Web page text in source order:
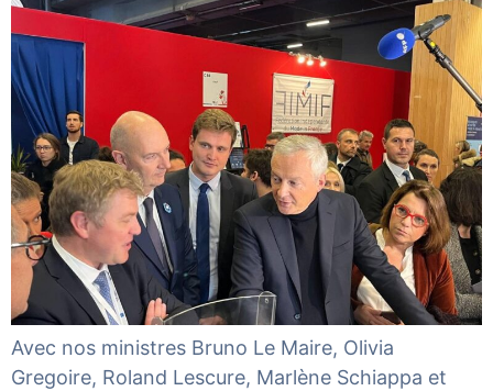
Avec nos ministres Bruno Le Maire, Olivia
Gregoire, Roland Lescure, Marlène Schiappa et